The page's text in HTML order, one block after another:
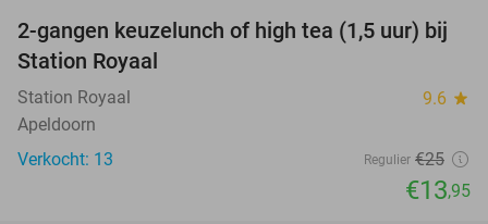
44%
NEW
TODAY
2-gangen keuzelunch of high tea (1,5 uur) bij
Station Royaal
Station Royaal 9.6 star
Apeldoorn
Verkocht: 13
Regulier €25
€13,95